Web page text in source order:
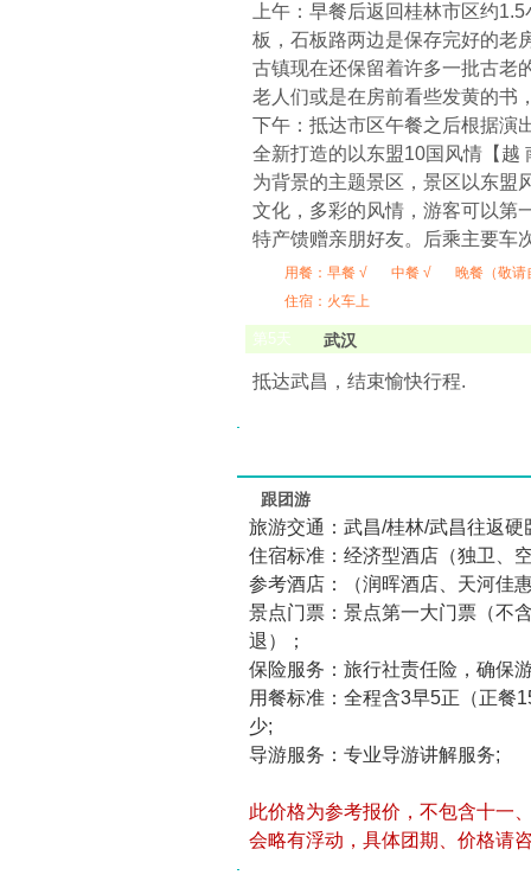
上午：早餐后返回桂林市区约
板，石板路两边是保存完好的老
古镇现在还保留着许多一批古老
老人们或是在房前看些发黄的书
下午：抵达市区午餐之后根据演
全新打造的以东盟10国风情【越
为背景的主题景区，景区以东盟
文化，多彩的风情，游客可以第
特产馈赠亲朋好友。后乘主要车
用餐： 早餐 √ 中餐 √
晚餐（敬请
住宿：火车上
第5天 武汉
抵达武昌，结束愉快行程.
跟团游
旅游交通：武昌/桂林/武昌往返
住宿标准：经济型酒店（独卫、
参考酒店：（润晖酒店、天河佳
景点门票：景点第一大门票（不
退）；
保险服务：旅行社责任险，确保
用餐标准：全程含3早5正（正餐
少;
导游服务：专业导游讲解服务;
此价格为参考报价，不包含十一
会略有浮动，具体团期、价格请